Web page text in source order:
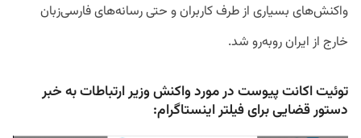
واکنشهای بسیاری ازطرفکاربرانو حتیرسانههایفارسیزبان
خارج از ایرانروبه‌رو شد.
توئیت اکانت پیوست در مورد واکنش وزیر ارتباطات به خبر
دستور قضایی برای فیلتر اینستاگرام: